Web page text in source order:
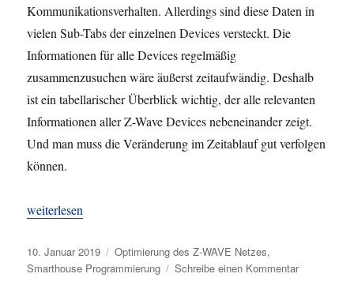
Kommunikationsverhalten. Allerdings sind diese Daten in
vielen Sub-Tabs der einzelnen Devices versteckt. Die
Informationen für alle Devices regelmäßig
zusammenzusuchen wäre äußerst zeitaufwändig. Deshalb
ist ein tabellarischer Überblick wichtig, der alle relevanten
Informationen aller Z-Wave Devices nebeneinander zeigt.
Und man muss die Veränderung im Zeitablauf gut verfolgen
können.
„LUA+PHP: Tabelle zum Z-WAVE Monitoring“
weiterlesen
Veröffentlicht
am
10. Januar 2019 Kategorien
Optimierung des Z-WAVE Netzes,
Smarthouse Programmierung
Schreibe einen Kommentarzu